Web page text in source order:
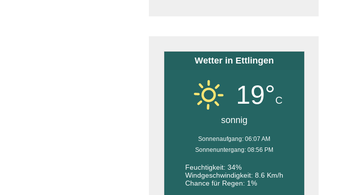
Wetter in Ettlingen
19°C
sonnig
Sonnenaufgang: 06:07 AM
Sonnenuntergang: 08:56 PM
Feuchtigkeit: 34%
Windgeschwindigkeit: 8.6 Km/h
Chance für Regen: 1%